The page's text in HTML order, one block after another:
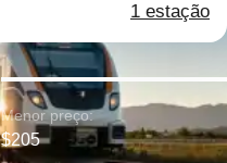
1 estação
Menor preço:
$205